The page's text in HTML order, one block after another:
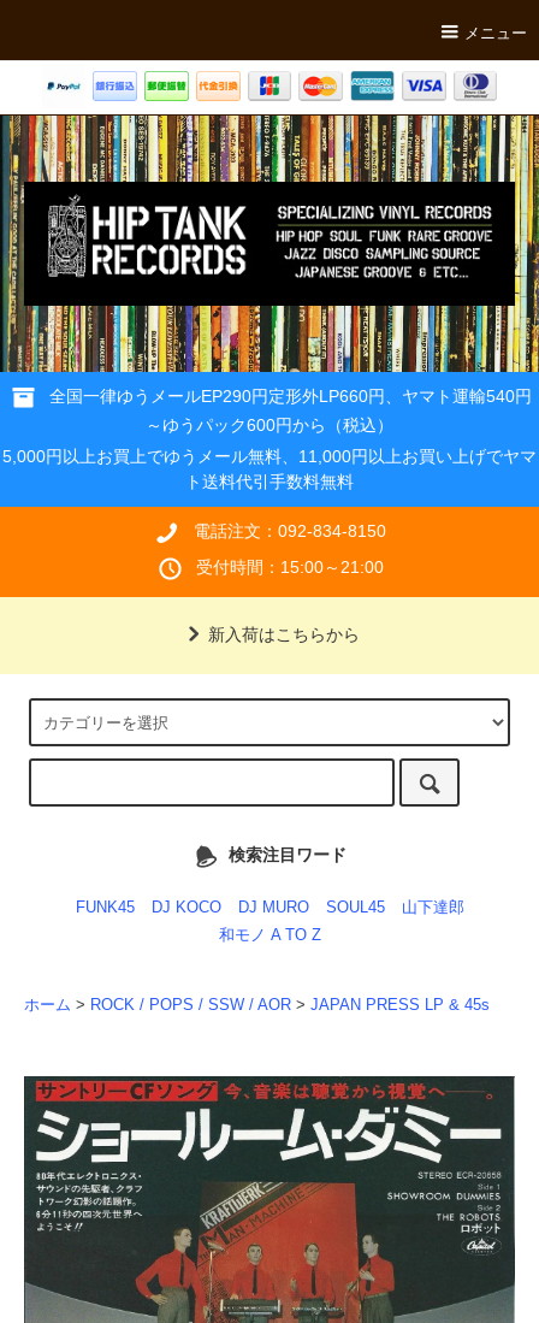
メニュー
全国一律ゆうメールEP290円定形外LP660円、ヤマト運輸540円
～ゆうパック600円から（税込）
5,000円以上お買上でゆうメール無料、11,000円以上お買い上げでヤマ
ト送料代引手数料無料
電話注文：092-834-8150
受付時間：15:00～21:00
新入荷はこちらから
検索注目ワード
FUNK45 DJ KOCO DJ MURO SOUL45
山下達郎
和モノ A TO Z
ホーム > ROCK / POPS / SSW / AOR > JAPAN PRESS LP & 45s